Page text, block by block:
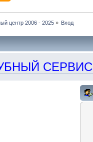
центр 2006 - 2025» Вход
СЕРВИС!!!